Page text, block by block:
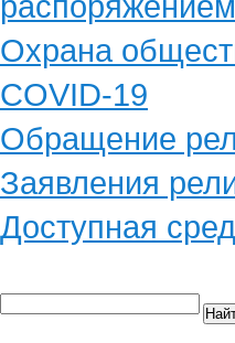
Охрана
COVID-19
Обращение
Заявления
Доступная